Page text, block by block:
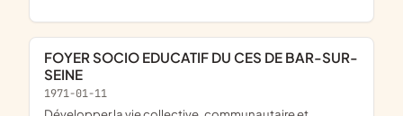
FOYER SOCIO EDUCATIF DU CES DE BAR-SUR-
SEINE
1971-01-11